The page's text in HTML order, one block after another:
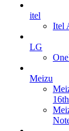
itel
Itel
LG
Meizu
16th